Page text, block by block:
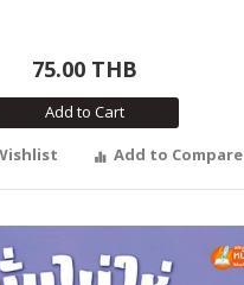
75.00 THB
Add to Cart
Add to Compare